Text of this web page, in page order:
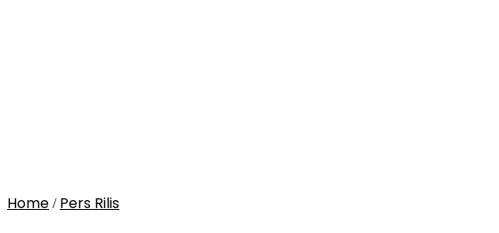
Home / Pers Rilis